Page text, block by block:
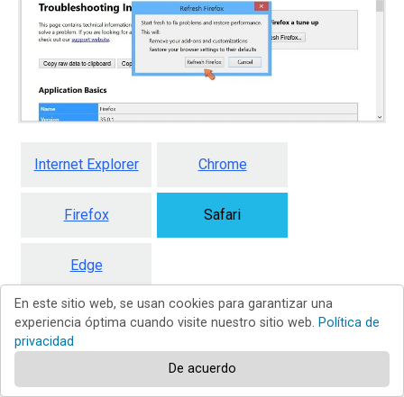
Internet Explorer Chrome
Firefox Safari
Edge
Eliminar extensiones maliciosas en
En este sitio web, se usan cookies para garantizar una
experiencia óptima cuando visite nuestro sitio web. Política de
privacidad
De acuerdo